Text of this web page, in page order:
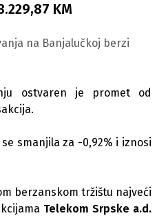
KM
na Banjalučkoj berzi
ostvaren je promet od
smanjila za -0,92% i iznosi
berzanskom tržištu najveći
Telekom Srpske a.d.